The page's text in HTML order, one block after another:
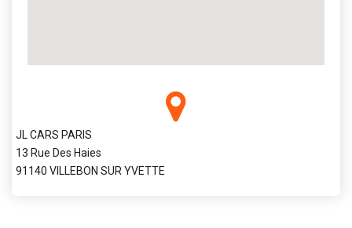
JL CARS PARIS
13 Rue Des Haies
91140 VILLEBON SUR YVETTE